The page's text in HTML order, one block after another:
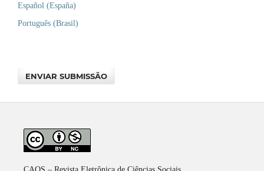
Español (España)
Português (Brasil)
ENVIAR SUBMISSÃO